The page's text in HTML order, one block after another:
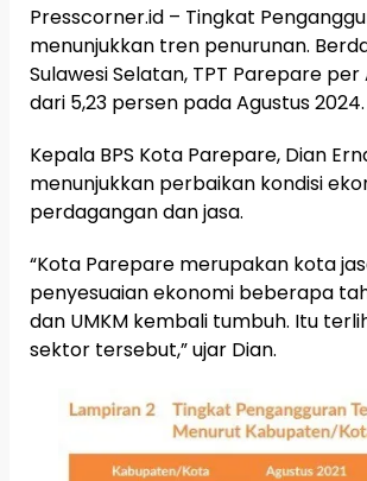
Presscorner.id – Tingkat
menunjukkan tren penurunan.
Sulawesi Selatan, TPT Parepare
dari 5,23 persen pada Agustus 2024.
Kepala BPS Kota Parepare, Dian
menunjukkan perbaikan kondisi
perdagangan dan jasa.
“Kota Parepare merupakan kota
penyesuaian ekonomi beberapa
dan UMKM kembali tumbuh. Itu
sektor tersebut,” ujar Dian.